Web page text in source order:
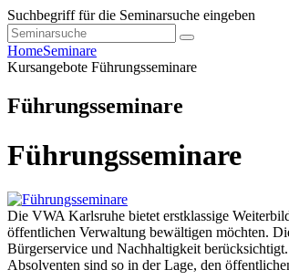
Suchbegriff für die Seminarsuche eingeben
HomeSeminare
Kursangebote Führungsseminare
Führungsseminare
Führungsseminare
Die VWA Karlsruhe bietet erstklassige
öffentlichen Verwaltung bewältigen möchten.
Bürgerservice und Nachhaltigkeit
Absolventen sind so in der Lage, den